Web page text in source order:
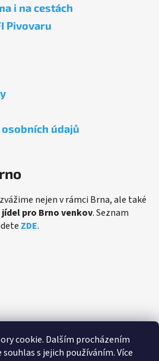
cookie. Dalším procházením
s jejich používáním. Více
i na cestách
Pivovaru
údajů
nejen v rámci Brna, ale také
pro Brno venkov. Seznam
ZDE.
platby